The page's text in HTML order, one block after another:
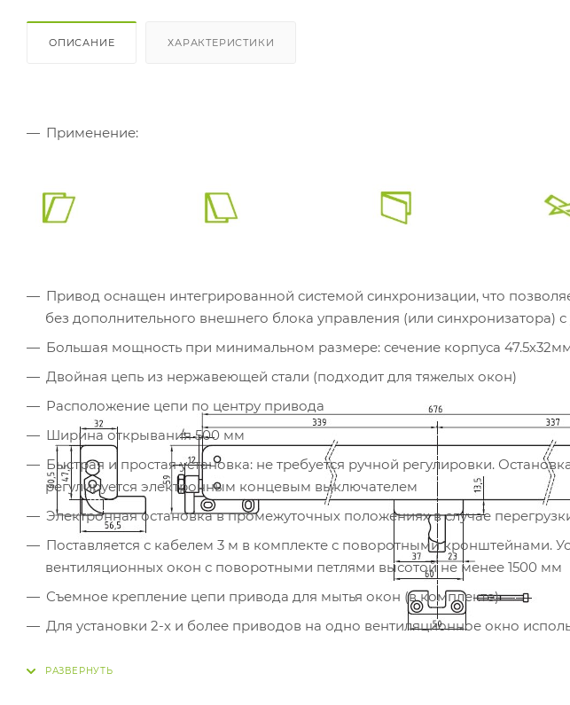
ОПИСАНИЕ ХАРАКТЕРИСТИКИ
Применение:
Привод оснащен интегрированной системой синхронизации, что
без дополнительного внешнего блока управления (или синхронизатора)
Большая мощность при минимальном размере: сечение корпуса
Двойная цепь из нержавеющей стали (подходит для тяжелых окон)
Расположение цепи по центру привода
Ширина открывания 500 мм
Быстрая и простая установка: не требуется ручной регулировки.
регулируется электронным концевым выключателем
Электронная остановка в промежуточных положениях в случае
Поставляется с кабелем 3 м в комплекте с поворотными кронштейнами.
вентиляционных окон с поворотными петлями высотой не менее 1500 мм
Съемное крепление цепи привода для мытья окон (в комплекте)
Для установки 2-х и более приводов на одно вентиляционное окно
скоростями